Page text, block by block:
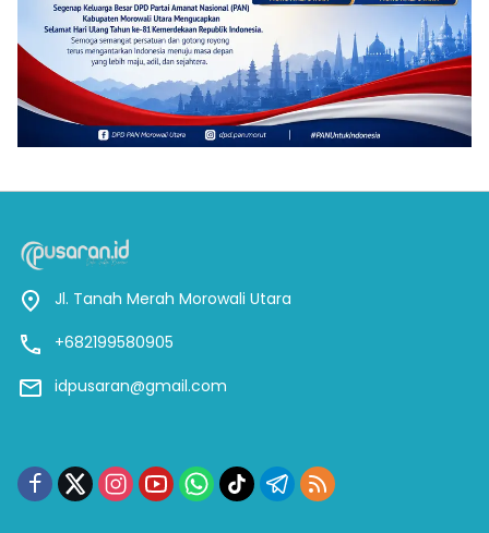
Jl. Tanah Merah Morowali Utara
+682199580905
idpusaran@gmail.com